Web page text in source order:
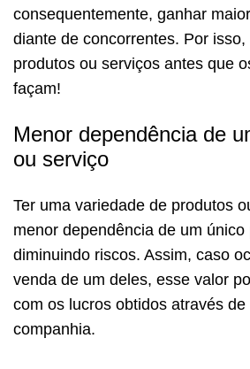
consequentemente, ganhar
diante de concorrentes. Por
produtos ou serviços antes que
façam!
Menor dependência de
ou serviço
Ter uma variedade de produtos
menor dependência de um único
diminuindo riscos. Assim, caso
venda de um deles, esse valor
com os lucros obtidos através
companhia.